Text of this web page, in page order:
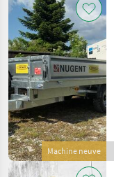
Machine neuve